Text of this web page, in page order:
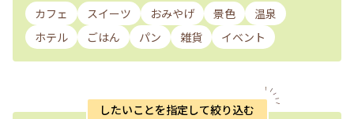
カフェ スイーツ おみやげ 景色
温泉
ホテル
ごはん パン 雑貨 イベント
したいことを指定して絞り込む